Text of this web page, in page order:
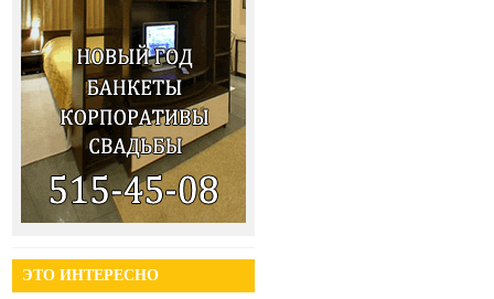
ЭТО ИНТЕРЕСНО